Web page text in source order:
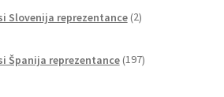
Slovenija reprezentance 2izdelka
Španija reprezentance 197izdelkov